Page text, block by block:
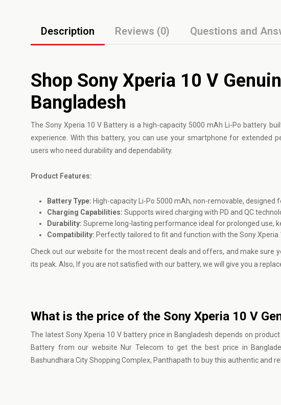
Description Reviews (0) Questions and
Shop Sony Xperia 10 V
Bangladesh
TheSony Xperia 10 V Battery is a high-capacity 5000 mAh Li-Po battery
experience. With this battery, you can use your smartphone for extended
users who need durability and dependability.
Product Features:
Battery Type: High-capacity Li-Po 5000 mAh, non-removable, designed
Charging Capabilities: Supports wired charging with PD and QC
Durability: Supreme long-lasting performance ideal for prolonged use,
Compatibility: Perfectly tailored to fit and function with the Sony Xperia
Check out our website for the most recent deals and offers, and make sure
its peak. Also, If you are not satisfied with our battery, we will give you a
What is the price of the Sony Xperia 10 V
The latest Sony Xperia 10 V battery price in Bangladesh depends on
Battery from our website Nur Telecom to get the best price in
Bashundhara City Shopping Complex, Panthapath to buy this authentic and